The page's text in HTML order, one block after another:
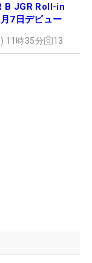
B JGR Roll-in
7日デビュー
11時35分 13